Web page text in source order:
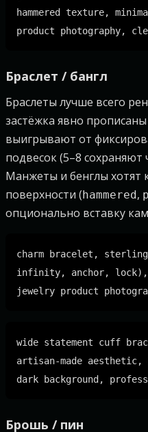
hammered texture,
Браслет / бангл
Браслеты лучше всего
застёжка явно
выигрывают от
подвесок (5–8
Манжеты и бенглы хотят
поверхности (hammered,
опционально вставку
charm bracelet,
infinity, anchor, lock),
wide statement cuff
artisan-made aesthetic,
Брошь / пин